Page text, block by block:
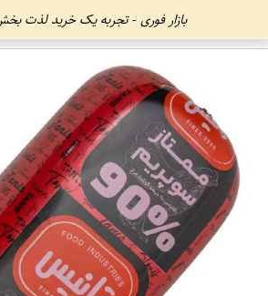
بازار فوری - تجربه یک خرید لذت